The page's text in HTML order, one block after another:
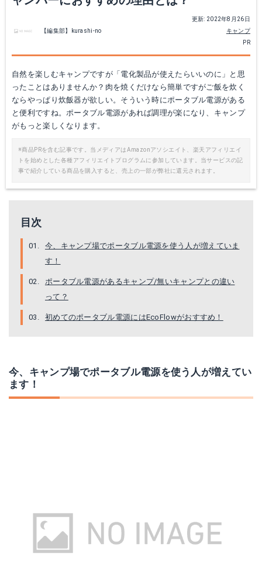
更新: 2022年8月26日
キャンプ
PR
【編集部】kurashi-no
自然を楽しむキャンプですが「電化製品が使えたらいいのに」と思
ったことはありませんか？肉を焼くだけなら簡単ですがご飯を炊く
ならやっぱり炊飯器が欲しい。そういう時にポータブル電源がある
と便利ですね。ポータブル電源があれば調理が楽になり、キャンプ
がもっと楽しくなります。
※商品PRを含む記事です。当メディアはAmazonアソシエイト、楽天アフィリエイ
トを始めとした各種アフィリエイトプログラムに参加しています。当サービスの記
事で紹介している商品を購入すると、売上の一部が弊社に還元されます。
目次
今、キャンプ場でポータブル電源を使う人が増えていま
す！
ポータブル電源があるキャンプ/無いキャンプとの違い
って？
初めてのポータブル電源にはEcoFlowがおすすめ！
今、キャンプ場でポータブル電源を使う人が増えてい
ます！